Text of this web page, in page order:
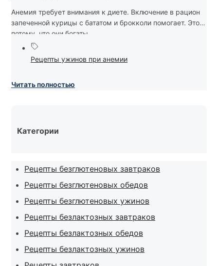
Анемия требует внимания к диете. Включение в рацион
запеченной курицы с бататом и брокколи помогает. Это
потому, что они богаты...
Рецепты ужинов при анемии
Читать полностью
Категории
Рецепты безглютеновых завтраков
Рецепты безглютеновых обедов
Рецепты безглютеновых ужинов
Рецепты безлактозных завтраков
Рецепты безлактозных обедов
Рецепты безлактозных ужинов